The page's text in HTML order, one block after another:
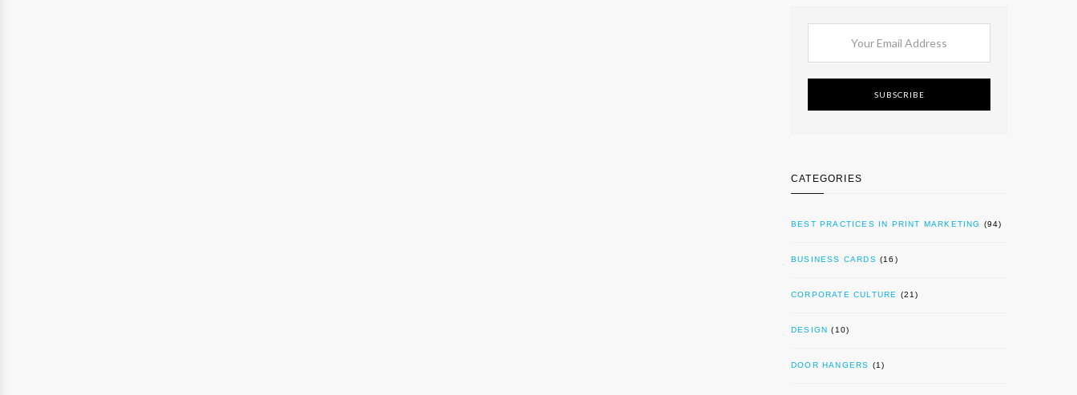
SUBSCRIBE
CATEGORIES
BEST PRACTICES IN PRINT MARKETING (94)
BUSINESS CARDS (16)
CORPORATE CULTURE (21)
DESIGN (10)
DOOR HANGERS (1)